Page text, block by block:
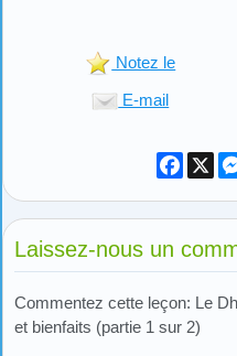
Notez le
E-mail
X
Laissez-nous un
Commentez cette leçon: Le
et bienfaits (partie 1 sur 2)